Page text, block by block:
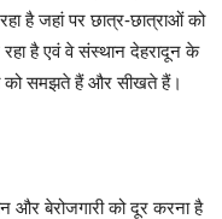
है जहां पर छात्र-छात्राओं को
है एवं वे संस्थान देहरादून के
को समझते हैं और सीखते हैं।
और बेरोजगारी को दूर करना है